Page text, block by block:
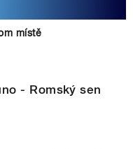
místě
- Romský sen